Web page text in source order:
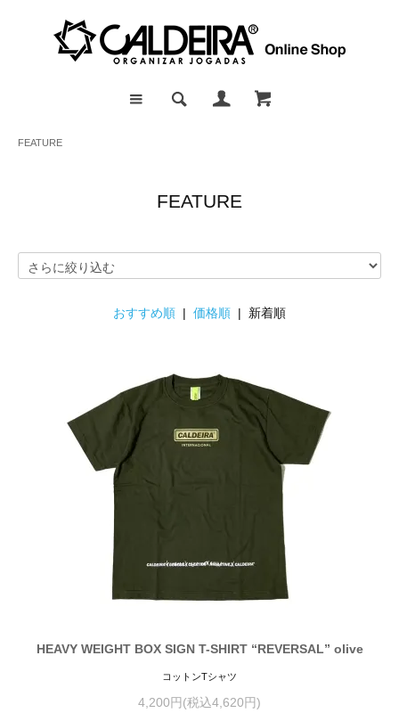
FEATURE
FEATURE
おすすめ順 | 価格順 | 新着順
HEAVY WEIGHT BOX SIGN T-SHIRT “REVERSAL” olive
コットンTシャツ
4,200円(税込4,620円)